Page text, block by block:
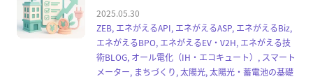
2025.05.30
ZEB, エネがえるAPI, エネがえるASP, エネがえるBiz,
エネがえるBPO, エネがえるEV・V2H, エネがえる技
術BLOG, オール電化（IH・エコキュート）, スマート
メーター, まちづくり, 太陽光, 太陽光・蓄電池の基礎